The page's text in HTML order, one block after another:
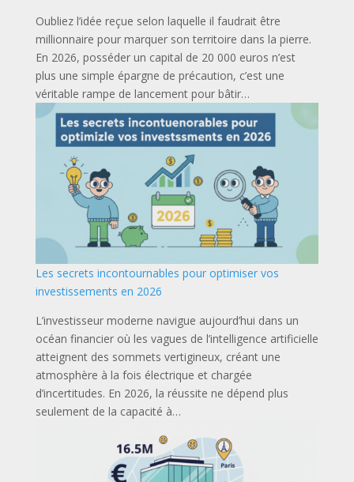
Oubliez l’idée reçue selon laquelle il faudrait être
millionnaire pour marquer son territoire dans la pierre.
En 2026, posséder un capital de 20 000 euros n’est
plus une simple épargne de précaution, c’est une
véritable rampe de lancement pour bâtir…
Les secrets incontournables pour optimiser vos
investissements en 2026
L’investisseur moderne navigue aujourd’hui dans un
océan financier où les vagues de l’intelligence artificielle
atteignent des sommets vertigineux, créant une
atmosphère à la fois électrique et chargée
d’incertitudes. En 2026, la réussite ne dépend plus
seulement de la capacité à…